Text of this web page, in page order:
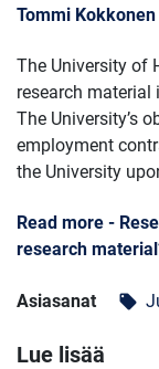
Tommi
The University of
research material
The University’s
employment
the University
Read more -
research
Asiasanat local_offer
Lue lisää